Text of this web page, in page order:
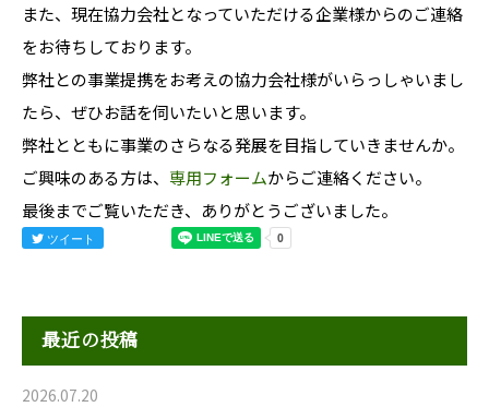
また、現在協力会社となっていただける企業様からのご連絡
をお待ちしております。
弊社との事業提携をお考えの協力会社様がいらっしゃいまし
たら、ぜひお話を伺いたいと思います。
弊社とともに事業のさらなる発展を目指していきませんか。
ご興味のある方は、 専用フォームからご連絡ください。
最後までご覧いただき、ありがとうございました。
ツイート
最近の投稿
2026.07.20